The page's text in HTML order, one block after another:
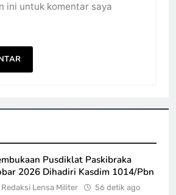
ini untuk komentar saya
Pusdiklat Paskibraka
2026 Dihadiri Kasdim 1014/Pbn
Redaksi Lensa Militer 56 detik ago